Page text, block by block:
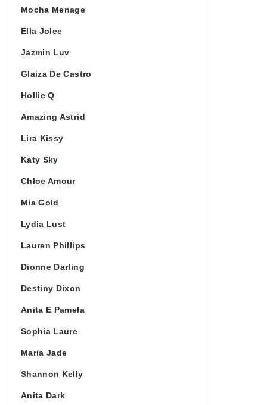
Mocha Menage
Ella Jolee
Jazmin Luv
Glaiza De Castro
Hollie Q
Amazing Astrid
Lira Kissy
Katy Sky
Chloe Amour
Mia Gold
Lydia Lust
Lauren Phillips
Dionne Darling
Destiny Dixon
Anita E Pamela
Sophia Laure
Maria Jade
Shannon Kelly
Anita Dark